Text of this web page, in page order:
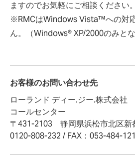
ますのでお気軽にご相談ください。
※RMCはWindows Vista™への対
ん。（Windows® XP/2000のみとな
お客様のお問い合わせ先
ローランド ディー.ジー.株式会社
コールセンター
〒431-2103 静岡県浜松市北区
0120-808-232 / FAX：053-484-